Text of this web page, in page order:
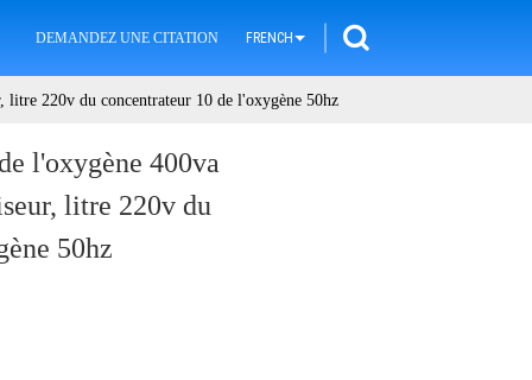
DEMANDEZ UNE CITATION FRENCH
220v du concentrateur 10 de l'oxygène 50hz
l'oxygène 400va
litre 220v du
50hz